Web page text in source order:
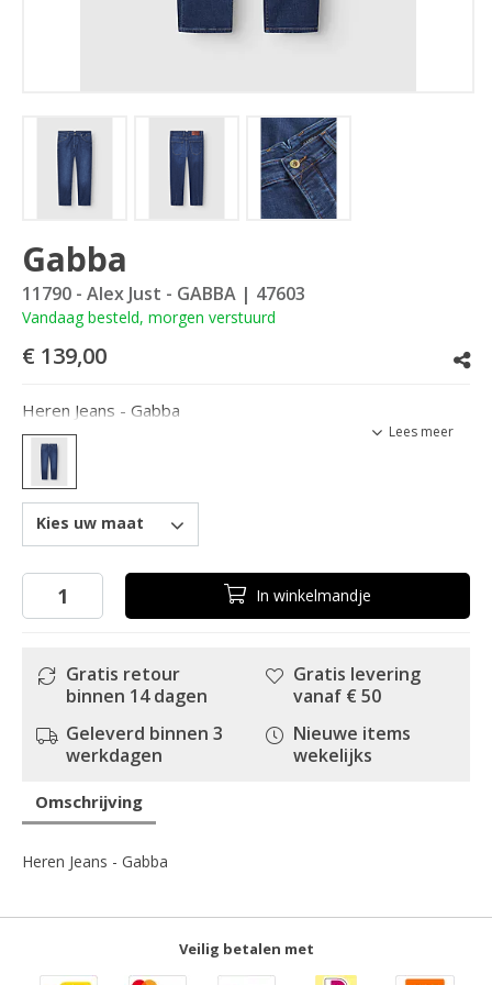
Gabba
11790 - Alex Just - GABBA | 47603
Vandaag besteld, morgen verstuurd
€ 139,00
Heren Jeans - Gabba
Lees meer
Kies uw maat
In winkelmandje
Gratis retour
binnen 14 dagen
Geleverd binnen 3
werkdagen
Gratis levering
vanaf € 50
Nieuwe items
wekelijks
Omschrijving
Heren Jeans - Gabba
Veilig betalen met